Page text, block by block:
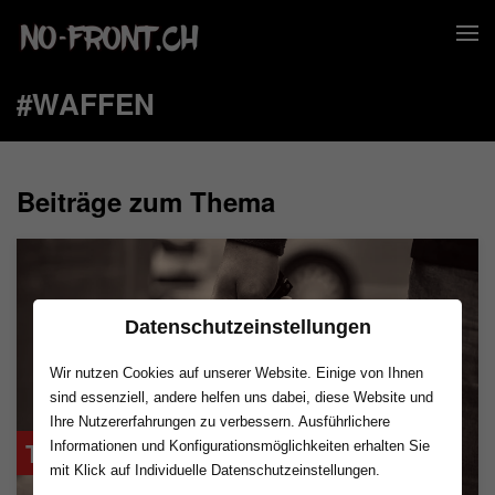
#WAFFEN
Beiträge zum Thema
Tatwaffe: Messer
Datenschutzeinstellungen
Wir nutzen Cookies auf unserer Website. Einige von Ihnen
sind essenziell, andere helfen uns dabei, diese Website und
Ihre Nutzererfahrungen zu verbessern. Ausführlichere
Informationen und Konfigurationsmöglichkeiten erhalten Sie
mit Klick auf Individuelle Datenschutzeinstellungen.